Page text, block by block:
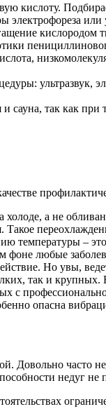
кислоту.
или
кислородом
так как при
холоде, а не
температуры –
фоне любые
Но увы,
так и
с
опасна
Довольно часто
недуг не